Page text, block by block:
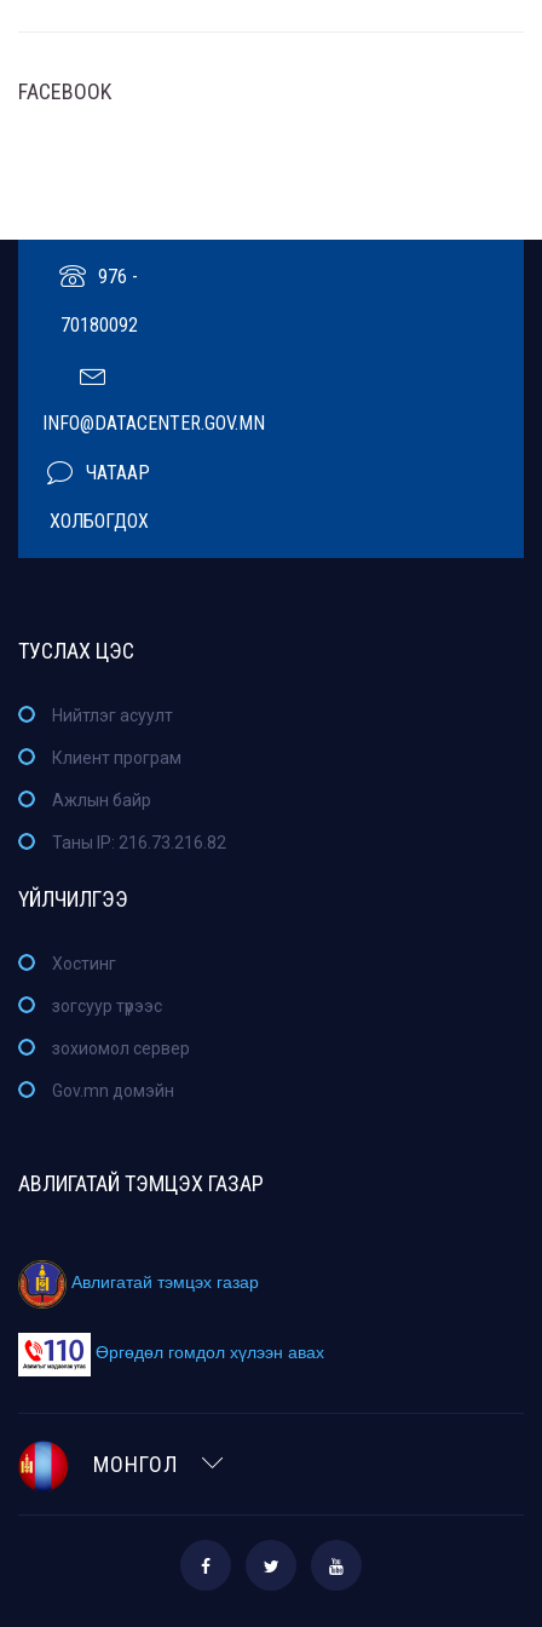
FACEBOOK
976 -
70180092
INFO@DATACENTER.GOV.MN
ЧАТААР
ХОЛБОГДОХ
ТУСЛАХ ЦЭС
Нийтлэг асуулт
Клиент програм
Ажлын байр
Таны IP: 216.73.216.82
ҮЙЛЧИЛГЭЭ
Хостинг
зогсуур түрээс
зохиомол сервер
Gov.mn домэйн
АВЛИГАТАЙ ТЭМЦЭХ ГАЗАР
Авлигатай тэмцэх газар
Өргөдөл гомдол хүлээн авах
МОНГОЛ